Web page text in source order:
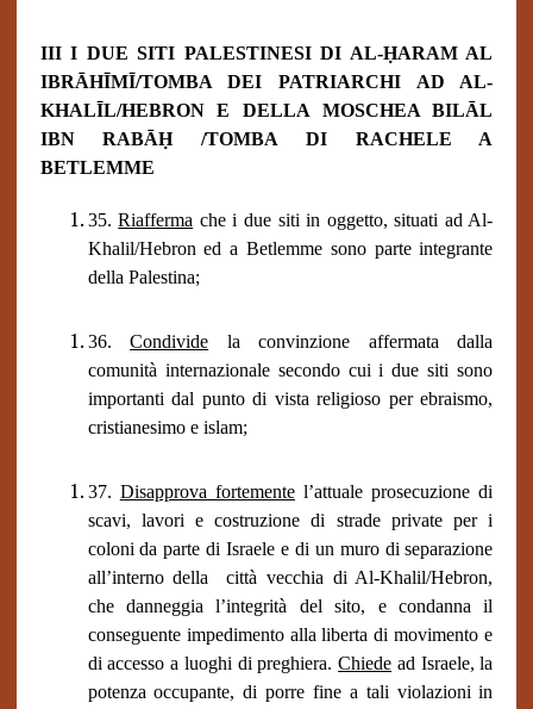
III I DUE SITI PALESTINESI DI AL-ḤARAM AL
IBRĀHĪMĪ/TOMBA DEI PATRIARCHI AD AL-
KHALĪL/HEBRON E DELLA MOSCHEA BILĀL
IBN RABĀḤ /TOMBA DI RACHELE A
BETLEMME
35.Riafferma che i due siti in oggetto, situati ad Al-
Khalil/Hebron ed a Betlemme sono parte integrante
della Palestina;
36.Condivide la convinzione affermata dalla
comunità internazionale secondo cui i due siti sono
importanti dal punto di vista religioso per ebraismo,
cristianesimo e islam;
37. Disapprova fortementel’attuale prosecuzione di
scavi, lavori e costruzione di strade private per i
coloni da parte di Israele e di un muro di separazione
all’interno della città vecchia di Al-Khalil/Hebron,
che danneggia l’integrità del sito, e condanna il
conseguente impedimento alla liberta di movimento e
di accesso a luoghi di preghiera.Chiede ad Israele, la
potenza occupante, di porre fine a tali violazioni in